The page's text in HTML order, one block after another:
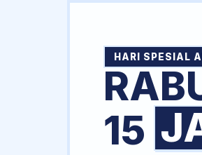
HARI SPESIAL
15